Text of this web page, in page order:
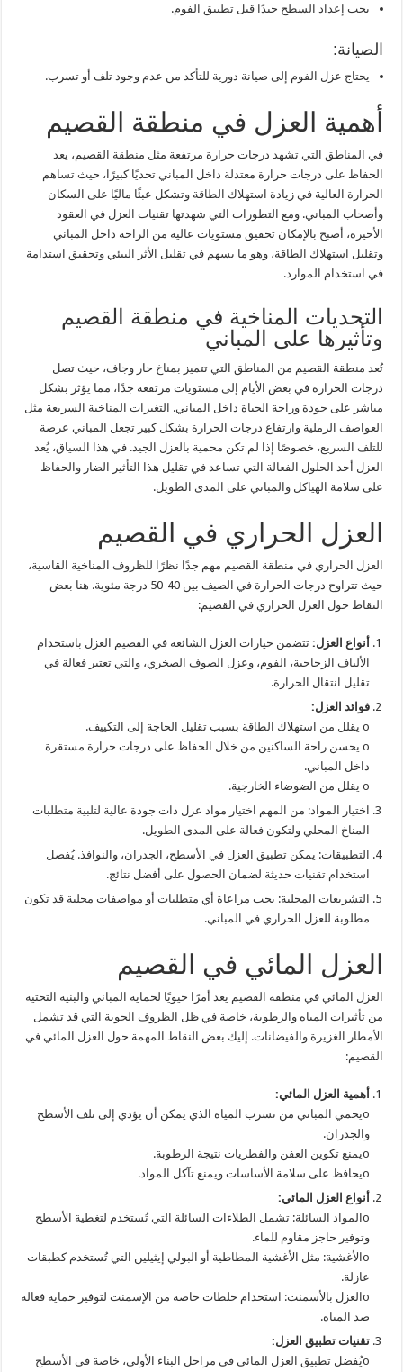
يجب إعداد السطح جيدًا قبل تطبيق الفوم.
الصيانة:
يحتاج عزل الفوم إلى صيانة دورية للتأكد من عدم وجود تلف أو تسرب.
أهمية العزل في منطقة القصيم
في المناطق التي تشهد درجات حرارة مرتفعة مثل منطقة القصيم، يعد
الحفاظ على درجات حرارة معتدلة داخل المباني تحديًا كبيرًا، حيث تساهم
الحرارة العالية في زيادة استهلاك الطاقة وتشكل عبئًا ماليًا على السكان
وأصحاب المباني. ومع التطورات التي شهدتها تقنيات العزل في العقود
الأخيرة، أصبح بالإمكان تحقيق مستويات عالية من الراحة داخل المباني
وتقليل استهلاك الطاقة، وهو ما يسهم في تقليل الأثر البيئي وتحقيق استدامة
في استخدام الموارد.
التحديات المناخية في منطقة القصيم
وتأثيرها على المباني
تُعد منطقة القصيم من المناطق التي تتميز بمناخ حار وجاف، حيث تصل
درجات الحرارة في بعض الأيام إلى مستويات مرتفعة جدًا، مما يؤثر بشكل
مباشر على جودة وراحة الحياة داخل المباني. التغيرات المناخية السريعة مثل
العواصف الرملية وارتفاع درجات الحرارة بشكل كبير تجعل المباني عرضة
للتلف السريع، خصوصًا إذا لم تكن محمية بالعزل الجيد. في هذا السياق، يُعد
العزل أحد الحلول الفعالة التي تساعد في تقليل هذا التأثير الضار والحفاظ
على سلامة الهياكل والمباني على المدى الطويل.
العزل الحراري في القصيم
العزل الحراري في منطقة القصيم مهم جدًا نظرًا للظروف المناخية القاسية،
حيث تتراوح درجات الحرارة في الصيف بين 40-50 درجة مئوية. هنا بعض
النقاط حول العزل الحراري في القصيم:
أنواع العزل: تتضمن خيارات العزل الشائعة في القصيم العزل باستخدام
الألياف الزجاجية، الفوم، وعزل الصوف الصخري، والتي تعتبر فعالة في
تقليل انتقال الحرارة.
فوائد العزل:
o يقلل من استهلاك الطاقة بسبب تقليل الحاجة إلى التكييف.
o يحسن راحة الساكنين من خلال الحفاظ على درجات حرارة مستقرة
داخل المباني.
o يقلل من الضوضاء الخارجية.
اختيار المواد: من المهم اختيار مواد عزل ذات جودة عالية لتلبية متطلبات
المناخ المحلي ولتكون فعالة على المدى الطويل.
التطبيقات: يمكن تطبيق العزل في الأسطح، الجدران، والنوافذ. يُفضل
استخدام تقنيات حديثة لضمان الحصول على أفضل نتائج.
التشريعات المحلية: يجب مراعاة أي متطلبات أو مواصفات محلية قد تكون
مطلوبة للعزل الحراري في المباني.
العزل المائي في القصيم
العزل المائي في منطقة القصيم يعد أمرًا حيويًا لحماية المباني والبنية التحتية
من تأثيرات المياه والرطوبة، خاصة في ظل الظروف الجوية التي قد تشمل
الأمطار الغزيرة والفيضانات. إليك بعض النقاط المهمة حول العزل المائي في
القصيم:
أهمية العزل المائي:
oيحمي المباني من تسرب المياه الذي يمكن أن يؤدي إلى تلف الأسطح
والجدران.
oيمنع تكوين العفن والفطريات نتيجة الرطوبة.
oيحافظ على سلامة الأساسات ويمنع تآكل المواد.
أنواع العزل المائي:
oالمواد السائلة: تشمل الطلاءات السائلة التي تُستخدم لتغطية الأسطح
وتوفير حاجز مقاوم للماء.
oالأغشية: مثل الأغشية المطاطية أو البولي إيثيلين التي تُستخدم كطبقات
عازلة.
oالعزل بالأسمنت: استخدام خلطات خاصة من الإسمنت لتوفير حماية فعالة
ضد المياه.
تقنيات تطبيق العزل:
oيُفضل تطبيق العزل المائي في مراحل البناء الأولى، خاصة في الأسطح